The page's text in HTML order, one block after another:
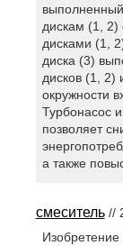
дискам (1,
дисками (1,
диска (3)
дисков (1,
окружности
Турбонасос
позволяет
а также
смеситель//
Изобретение